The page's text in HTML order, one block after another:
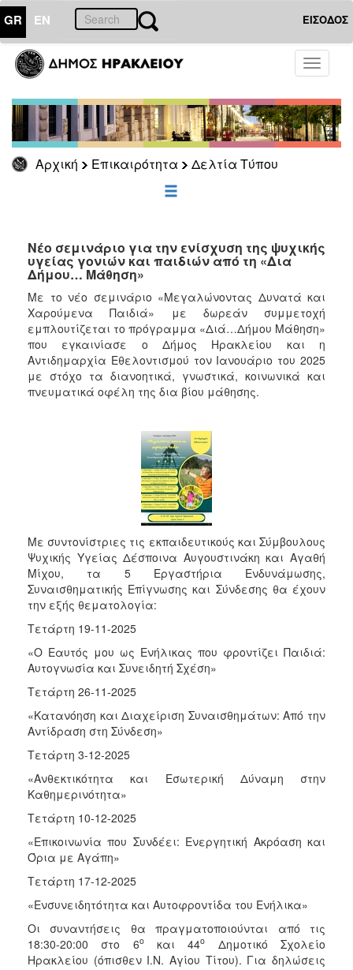
GR EN ΕΙΣΟΔΟΣ
Toggle
Αρχική Επικαιρότητα Δελτία Τύπου
ΕΠΙΚΑΙΡΟΤΗΤΑ
Τύπου
Αρχείο
ΕΠΙΣΚΕΠΤΗΣ
ΗΡΑΚΛΕΙΟ
Νέο σεμινάριο για την ενίσχυση της ψυχικής
υγείας γονιών και παιδιών από τη «Δια
Δήμου… Μάθηση»
Με το νέο σεμινάριο «Μεγαλώνοντας Δυνατά και
Χαρούμενα Παιδιά» με δωρεάν συμμετοχή
εμπλουτίζεται το πρόγραμμα «Διά…Δήμου Μάθηση»
που εγκαινίασε ο Δήμος Ηρακλείου και η
Αντιδημαρχία Εθελοντισμού τον Ιανουάριο του 2025
με στόχο τα διανοητικά, γνωστικά, κοινωνικά και
πνευματικά οφέλη της δια βίου μάθησης.
Με συντονίστριες τις εκπαιδευτικούς και Σύμβουλους
Ψυχικής Υγείας Δέσποινα Αυγουστινάκη και Αγαθή
Μίχου, τα 5 Εργαστήρια Ενδυνάμωσης,
Συναισθηματικής Επίγνωσης και Σύνδεσης θα έχουν
την εξής θεματολογία:
Τετάρτη 19-11-2025
«Ο Εαυτός μου ως Ενήλικας που φροντίζει Παιδιά:
Αυτογνωσία και Συνειδητή Σχέση»
Τετάρτη 26-11-2025
«Κατανόηση και Διαχείριση Συναισθημάτων: Από την
Αντίδραση στη Σύνδεση»
Τετάρτη 3-12-2025
«Ανθεκτικότητα και Εσωτερική Δύναμη στην
Καθημερινότητα»
Τετάρτη 10-12-2025
«Επικοινωνία που Συνδέει: Ενεργητική Ακρόαση και
Όρια με Αγάπη»
Τετάρτη 17-12-2025
«Ενσυνειδητότητα και Αυτοφροντίδα του Ενήλικα»
Οι συναντήσεις θα πραγματοποιούνται από τις
18:30-20:00 στο 6οκαι 44ο
Δημοτικό Σχολείο
Ηρακλείου (όπισθεν Ι.Ν. Αγίου Τίτου). Για δηλώσεις